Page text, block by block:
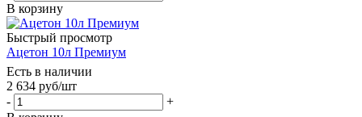
В корзину
Быстрый просмотр
Ацетон 10л Премиум
Есть в наличии
2 634 руб/шт
-
+